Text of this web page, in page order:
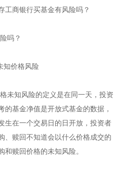
工商银行买基金有风险吗？
吗？
价格风险
知风险的定义是在同一天，投资
基金净值是开放式基金的数据，
生在一个交易日的日开放，投资者
、赎回不知道会以什么价格成交的
赎回价格的未知风险。